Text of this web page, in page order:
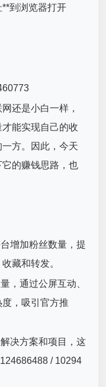
到浏览器打开
还是小白一样，
能实现自己的收
方。因此，今天
的赚钱思路，也
增加粉丝数量，提
藏和转发。
，通过公屏互动、
，吸引官方推
决方案和项目，这
/ 10294